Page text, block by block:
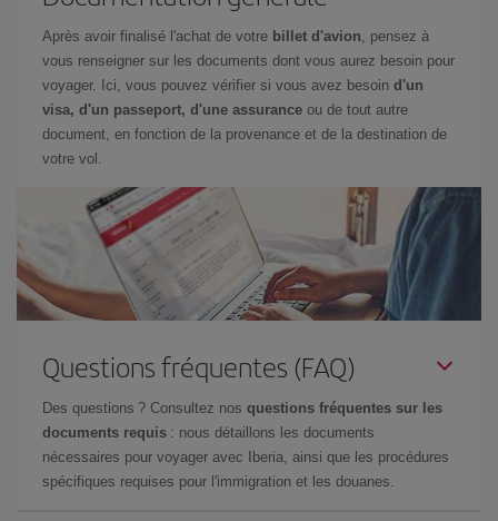
Après avoir finalisé l'achat de votre billet d'avion, pensez à
vous renseigner sur les documents dont vous aurez besoin pour
voyager. Ici, vous pouvez vérifier si vous avez besoin d'un
visa, d'un passeport, d'une assurance ou de tout autre
document, en fonction de la provenance et de la destination de
votre vol.
Questions fréquentes (FAQ)
Des questions ? Consultez nos questions fréquentes sur les
documents requis : nous détaillons les documents
nécessaires pour voyager avec Iberia, ainsi que les procédures
spécifiques requises pour l'immigration et les douanes.